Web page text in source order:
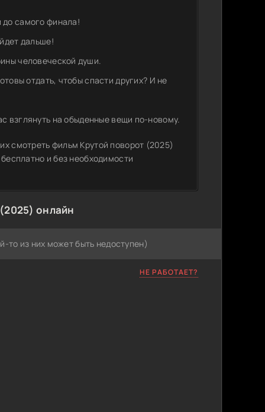
самого финала!
дальше!
человеческой души.
отдать, чтобы спасти других? И не
взглянуть на обыденные вещи по-новому.
смотреть фильм Крутой поворот (2025)
и без необходимости
онлайн
то из них может быть недоступен)
НЕ РАБОТАЕТ?